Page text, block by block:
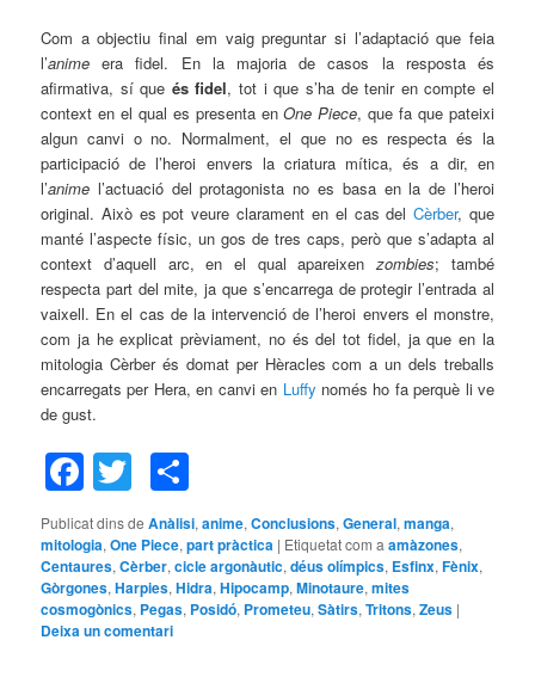
Com a objectiu final em vaig preguntar si l’adaptació que feia
l’anime era fidel. En la majoria de casos la resposta és
afirmativa, sí que és fidel, tot i que s’ha de tenir en compte el
context en el qual es presenta enOne Piece, que fa que pateixi
algun canvi o no. Normalment, el que no es respecta és la
participació de l’heroi envers la criatura mítica, és a dir, en
l’anime l’actuació del protagonista no es basa en la de l’heroi
original. Això es pot veure clarament en el cas delCèrber, que
manté l’aspecte físic, un gos de tres caps, però que s’adapta al
context d’aquell arc, en el qual apareixenzombies; també
respecta part del mite, ja que s’encarrega de protegir l’entrada al
vaixell. En el cas de la intervenció de l’heroi envers el monstre,
com ja he explicat prèviament, no és del tot fidel, ja que en la
mitologia Cèrber és domat per Hèracles com a un dels treballs
encarregats per Hera, en canvi en Luffy només ho fa perquè li ve
de gust.
Facebook
Twitter
Publicat dins de Anàlisi,anime,Conclusions,General,manga,
mitologia,One Piece,part pràctica | Etiquetat com a amàzones,
Centaures,Cèrber,cicle argonàutic,déus olímpics, Esfinx,Fènix,
Gòrgones,Harpies,Hidra,Hipocamp,Minotaure,mites
cosmogònics, Pegas, Posidó, Prometeu,Sàtirs,Tritons,Zeus |
Deixa un comentari